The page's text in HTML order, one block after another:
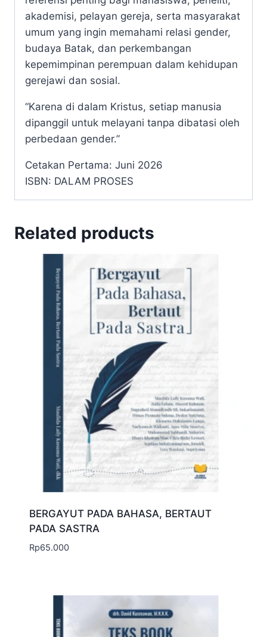
akademisi, pelayan gereja, serta masyarakat
umum yang ingin memahami relasi gender,
budaya Batak, dan perkembangan
kepemimpinan perempuan dalam kehidupan
gerejawi dan sosial.
“Karena di dalam Kristus, setiap manusia
dipanggil untuk melayani tanpa dibatasi oleh
perbedaan gender.”
Cetakan Pertama: Juni 2026
ISBN: DALAM PROSES
Related products
BERGAYUT PADA BAHASA, BERTAUT
PADA SASTRA
Rp65.000